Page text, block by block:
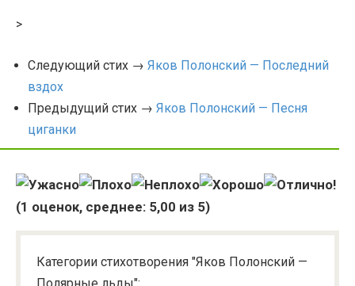
>
Следующий стих → Яков Полонский — Последний
вздох
Предыдущий стих → Яков Полонский — Песня
циганки
(1 оценок, среднее: 5,00 из 5)
Категории стихотворения "Яков Полонский —